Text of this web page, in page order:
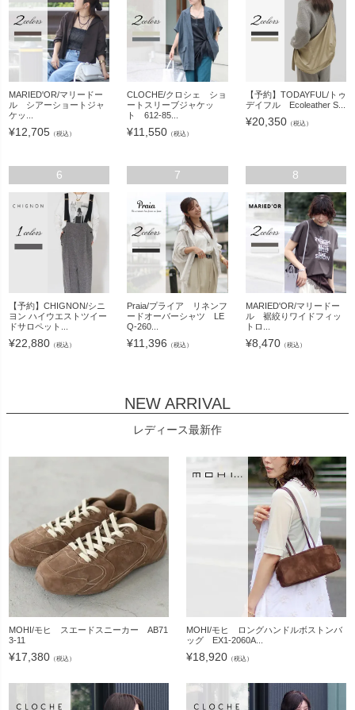
MARIED'OR/マリードー
ル シアーショートジャ
ケッ...
¥12,705 （税込）
CLOCHE/クロシェ ショ
ートスリーブジャケッ
ト 612-85...
¥11,550 （税込）
【予約】TODAYFUL/トゥ
デイフル Ecoleather S...
¥20,350（税込）
6
【予約】CHIGNON/シニ
ヨン ハイウエストツイー
ドサロペット...
¥22,880 （税込）
7
Praia/プライア リネンフ
ードオーバーシャツ LE
Q-260...
¥11,396 （税込）
8
MARIED'OR/マリードー
ル 裾絞りワイドフィッ
トロ...
¥8,470（税込）
NEW ARRIVAL
レディース最新作
MOHI/モヒ スエードスニーカー AB71
3-11
¥17,380 （税込）
MOHI/モヒ ロングハンドルボストンバ
ッグ EX1-2060A...
¥18,920 （税込）